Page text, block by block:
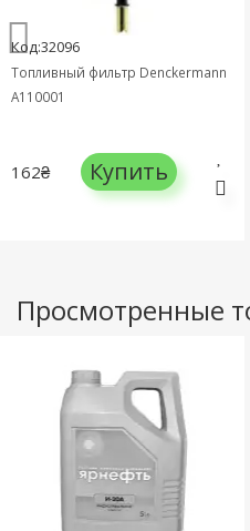
Код:32096
Топливный фильтр Denckermann
A110001
162₴ Купить
Просмотренные